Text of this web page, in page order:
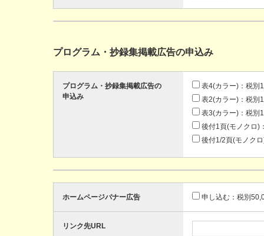
プログラム・抄録集掲載広告の申込み
プログラム・抄録集掲載広告の
申込み
表4(カラー)：税別
表2(カラー)：税別
表3(カラー)：税別
後付1頁(モノクロ)
後付1/2頁(モノク
ホームページバナー広告 申し込む：税別
リンク先URL